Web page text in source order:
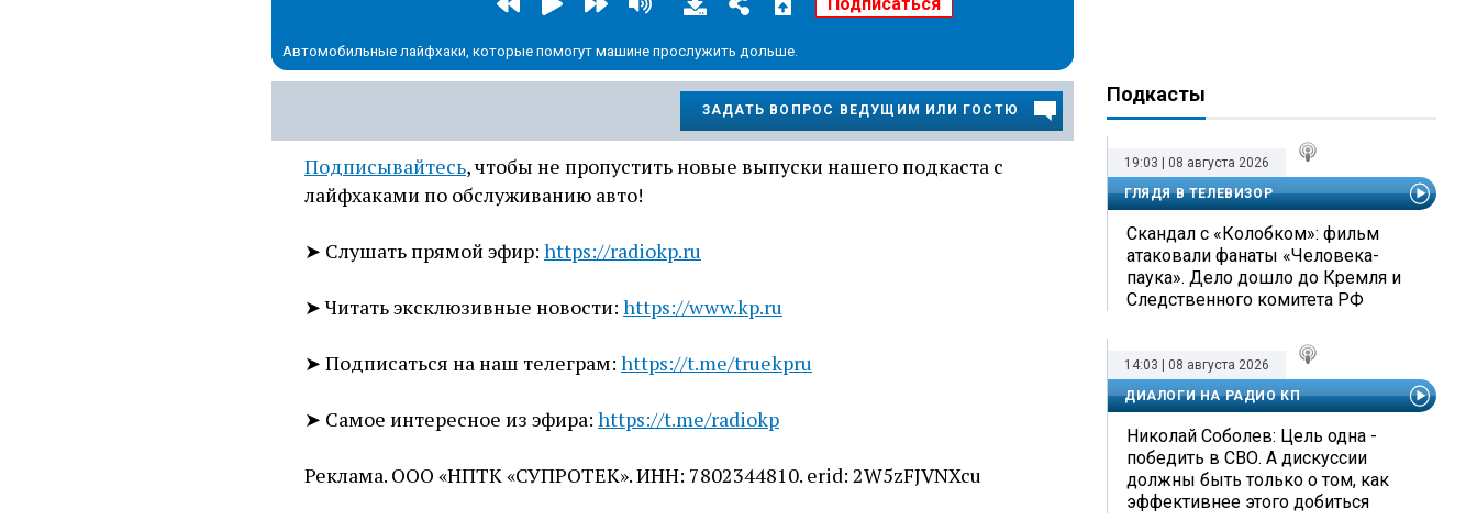
Автомобильные лайфхаки, которые помогут машине прослужить дольше.
ЗАДАТЬ ВОПРОС ВЕДУЩИМ ИЛИ ГОСТЮ
Подписывайтесь, чтобы не пропустить новые выпуски нашего подкаста с
лайфхаками по обслуживанию авто!
➤ Слушать прямой эфир: https://radiokp.ru
➤ Читать эксклюзивные новости: https://www.kp.ru
➤ Подписаться на наш телеграм: https://t.me/truekpru
➤ Самое интересное из эфира: https://t.me/radiokp
Реклама. ООО «НПТК «СУПРОТЕК». ИНН: 7802344810. erid: 2W5zFJVNXcu
Подкасты
19:03 | 08 августа 2026
ГЛЯДЯ В ТЕЛЕВИЗОР
Скандал с «Колобком»: фильм
атаковали фанаты «Человека-
паука». Дело дошло до Кремля и
Следственного комитета РФ
14:03 | 08 августа 2026
ДИАЛОГИ НА РАДИО КП
Николай Соболев: Цель одна -
победить в СВО. А дискуссии
должны быть только о том, как
эффективнее этого добиться